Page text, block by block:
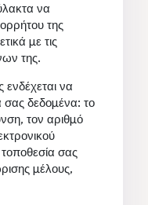
να
της
με τις
της.
ενδέχεται να
δεδομένα: το
τον αριθμό
σας
μέλους,